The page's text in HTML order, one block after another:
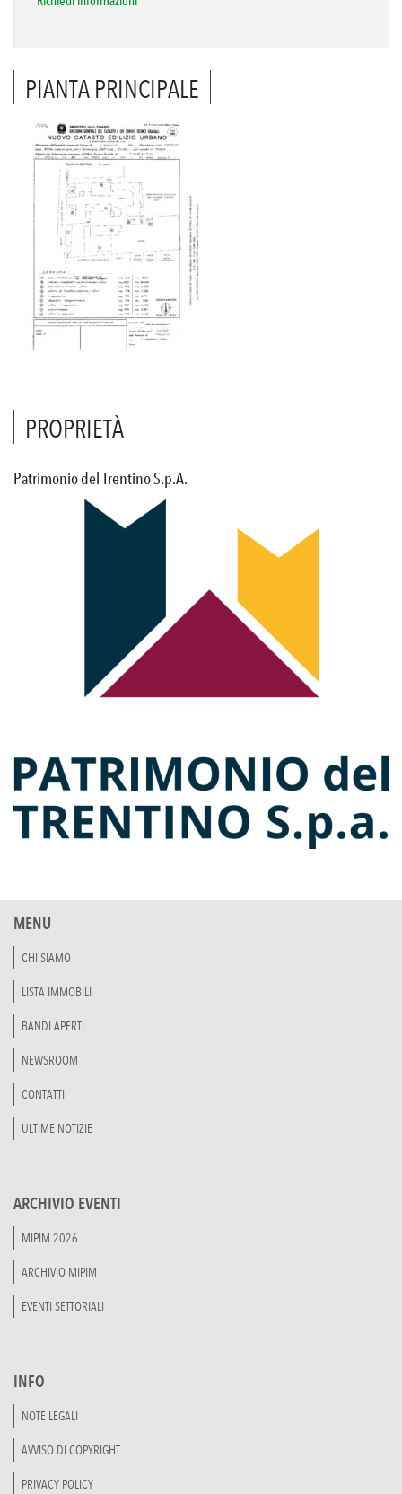
PIANTA PRINCIPALE
PROPRIETÀ
Patrimonio del Trentino S.p.A.
MENU
CHI SIAMO
LISTA IMMOBILI
BANDI APERTI
NEWSROOM
CONTATTI
ULTIME NOTIZIE
ARCHIVIO EVENTI
MIPIM 2026
ARCHIVIO MIPIM
EVENTI SETTORIALI
INFO
NOTE LEGALI
AVVISO DI COPYRIGHT
PRIVACY POLICY